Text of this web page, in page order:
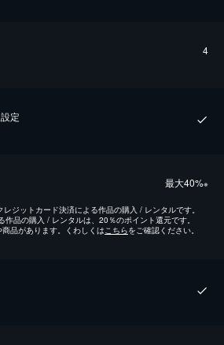
4
定
最⼤40%※
ジットカード決済による作品の購入 / レンタルです。
品の購入 / レンタルは、20％のポイント還元です。
品があります。くわしくは こちらをご確認ください。